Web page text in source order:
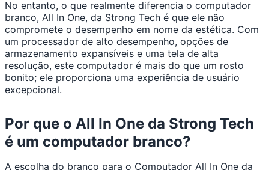
No entanto, o que realmente diferencia o computador
branco, All In One, da Strong Tech é que ele não
compromete o desempenho em nome da estética. Com
um processador de alto desempenho, opções de
armazenamento expansíveis e uma tela de alta
resolução, este computador é mais do que um rosto
bonito; ele proporciona uma experiência de usuário
excepcional.
Por que o All In One da Strong Tech
é um computador branco?
A escolha do branco para o Computador All In One da